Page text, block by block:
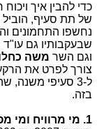
כדי להבין איך
של תת סעיף, הוביל
נחשפו התחמונים
שבעקבותיו גם עו"ד
וגם השר משה
צורך לפרט את
ל-3 סעיפי משנה,
בזה.
1. מי מרוויח ומי מפסיד מהרחבת השידורים של "עידן +"?